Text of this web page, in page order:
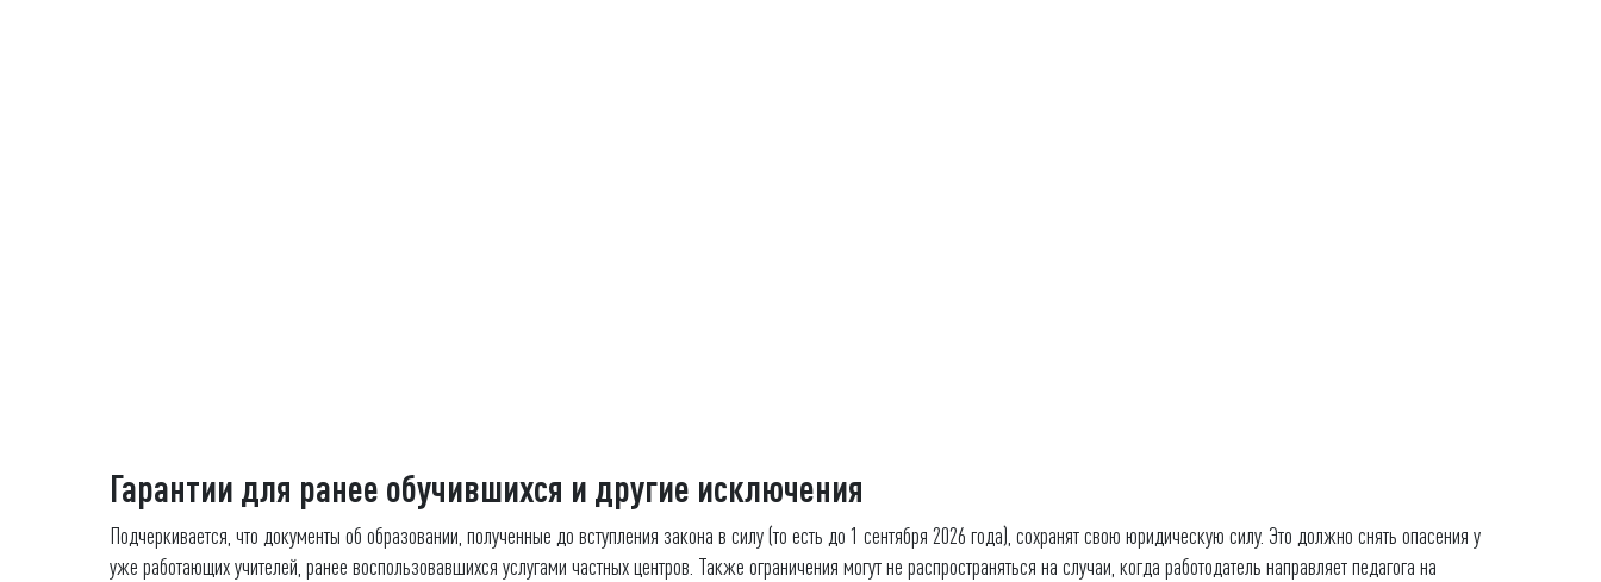
Гарантии для ранее обучившихся и другие исключения
Подчеркивается, что документы об образовании, полученные до вступления закона в силу (то есть до 1 сентября 2026 года), сохранят свою юридическую силу. Это должно снять опасения у
уже работающих учителей, ранее воспользовавшихся услугами частных центров. Также ограничения могут не распространяться на случаи, когда работодатель направляет педагога на